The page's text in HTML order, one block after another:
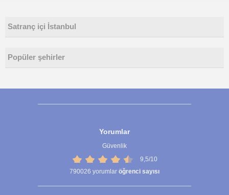
Satranç içi İstanbul
Popüler şehirler
Yorumlar
Güvenlik
9,5/10
790026 yorumlar öğrenci sayısı